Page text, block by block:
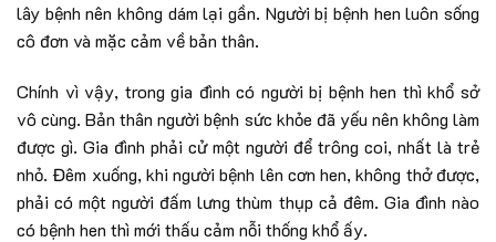
lây bệnh nên không dám lại gần. Người bị bệnh hen luôn sống
cô đơn và mặc cảm về bản thân.
Chính vì vậy, trong gia đình có người bị bệnh hen thì khổ sở
vô cùng. Bản thân người bệnh sức khỏe đã yếu nên không làm
được gì. Gia đình phải cử một người để trông coi, nhất là trẻ
nhỏ. Đêm xuống, khi người bệnh lên cơn hen, không thở được,
phải có một người đấm lưng thùm thụp cả đêm. Gia đình nào
có bệnh hen thì mới thấu cảm nỗi thống khổ ấy.